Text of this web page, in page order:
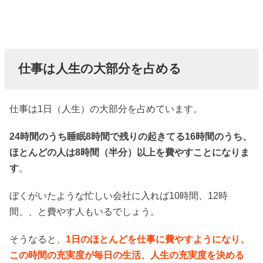
仕事は人生の大部分を占める
仕事は1日（人生）の大部分を占めています。
24時間のうち睡眠8時間で残りの起きてる16時間のうち、
ほとんどの人は8時間（半分）以上を費やすことになりま
す。
ぼくがいたような忙しい会社に入れば10時間、12時
間、、と費やす人もいるでしょう。
そうなると、 1日のほとんどを仕事に費やすようになり、
この時間の充実度が毎日の生活、人生の充実度を決める